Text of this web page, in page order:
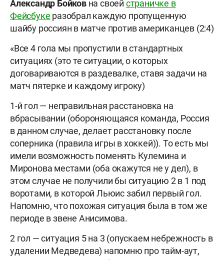
Александр Бойковна своей страничке в
Фейсбуке разобрал каждую пропущенную
шайбу россиян в матче против американцев (2:4)
«Все 4 гола мы пропустили в стандартных
ситуациях (это те ситуации, о которых
договариваются в раздевалке, ставя задачи на
матч пятерке и каждому игроку)
1-й гол — неправильная расстановка на
вбрасывании (обороняющаяся команда, Россия
в данном случае, делает расстановку после
соперника (правила игры в хоккей)). То есть мы
имели возможность поменять Кулемина и
Миронова местами (оба окажутся не у дел), в
этом случае не получили бы ситуацию 2 в 1 под
воротами, в которой Льюис забил первый гол.
Напомню, что похожая ситуация была в том же
периоде в звене Анисимова.
2 гол — ситуация 5 на 3 (опускаем небрежность в
удалении Медведева) напомню про тайм-аут,